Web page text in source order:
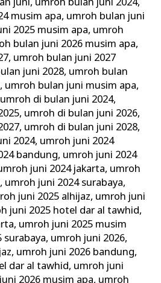
juni, umroh bulan juni 2024,
musim apa, umroh bulan juni
2025 musim apa, umroh
bulan juni 2026 musim apa,
, umroh bulan juni 2027
juni 2028, umroh bulan
, umroh bulan juni musim apa,
umroh di bulan juni 2024,
, umroh di bulan juni 2026,
, umroh di bulan juni 2028,
2024, umroh juni 2024
bandung, umroh juni 2024
juni 2024 jakarta, umroh
, umroh juni 2024 surabaya,
juni 2025 alhijaz, umroh juni
juni 2025 hotel dar al tawhid,
, umroh juni 2025 musim
surabaya, umroh juni 2026,
, umroh juni 2026 bandung,
dar al tawhid, umroh juni